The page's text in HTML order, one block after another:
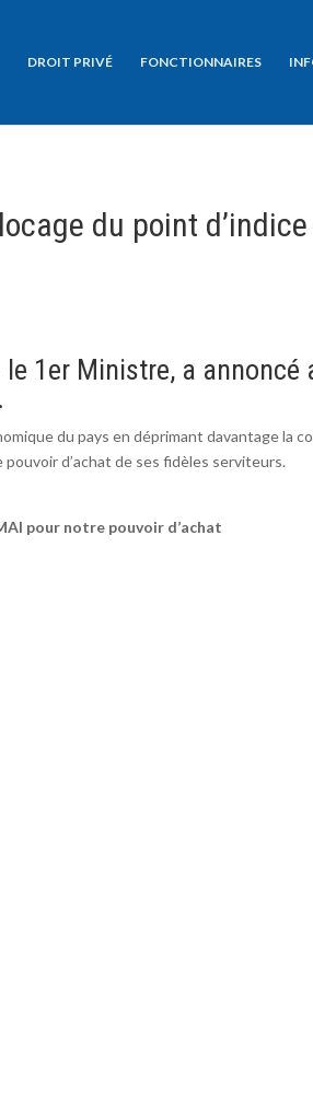
DROIT PRIVÉ FONCTIONNAIRES
du point
1er Ministre, a annoncé
du pays en déprimant davantage la
d’achat de ses fidèles serviteurs.
pour notre pouvoir d’achat